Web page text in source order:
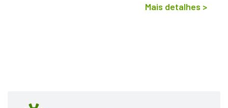
Mais detalhes >